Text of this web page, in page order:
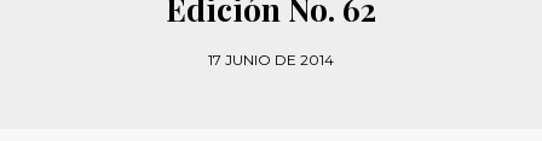
Edición No. 62
17 JUNIO DE 2014